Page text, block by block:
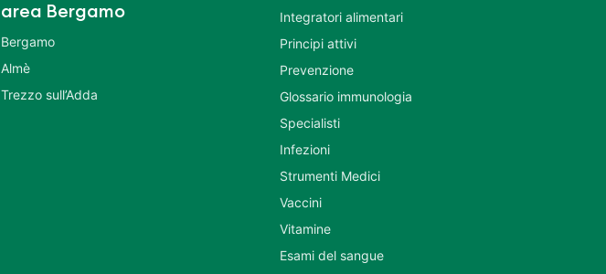
area Bergamo
Bergamo
Almè
Trezzo sull’Adda
Integratori alimentari
Principi attivi
Prevenzione
Glossario immunologia
Specialisti
Infezioni
Strumenti Medici
Vaccini
Vitamine
Esami del sangue